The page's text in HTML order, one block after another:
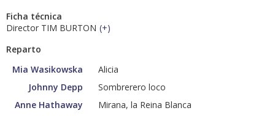
Ficha técnica
Director TIM BURTON (+)
Reparto
Mia Wasikowska
Alicia
Johnny Depp
Sombrerero loco
Anne Hathaway
Mirana, la Reina Blanca